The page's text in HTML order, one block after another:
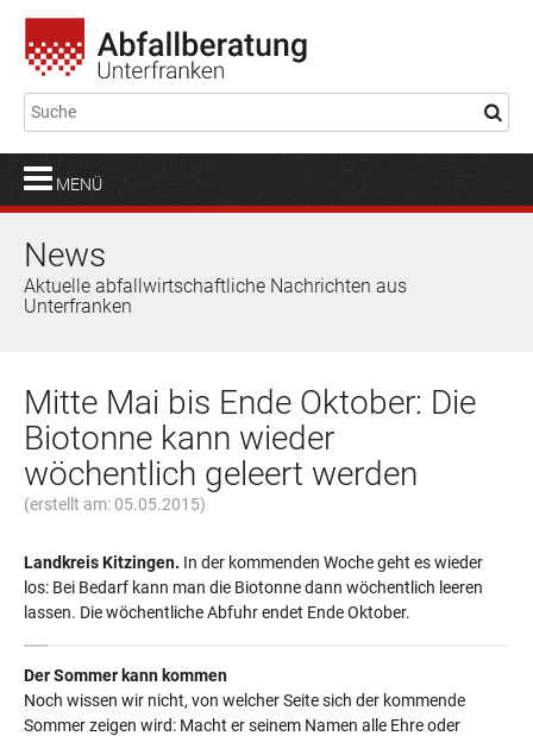
MENÜ
News
Aktuelle abfallwirtschaftliche Nachrichten aus
Unterfranken
Mitte Mai bis Ende Oktober: Die
Biotonne kann wieder
wöchentlich geleert werden
(erstellt am: 05.05.2015)
Landkreis Kitzingen. In der kommenden Woche geht es wieder
los: Bei Bedarf kann man die Biotonne dann wöchentlich leeren
lassen. Die wöchentliche Abfuhr endet Ende Oktober.
Der Sommer kann kommen
Noch wissen wir nicht, von welcher Seite sich der kommende
Sommer zeigen wird: Macht er seinem Namen alle Ehre oder